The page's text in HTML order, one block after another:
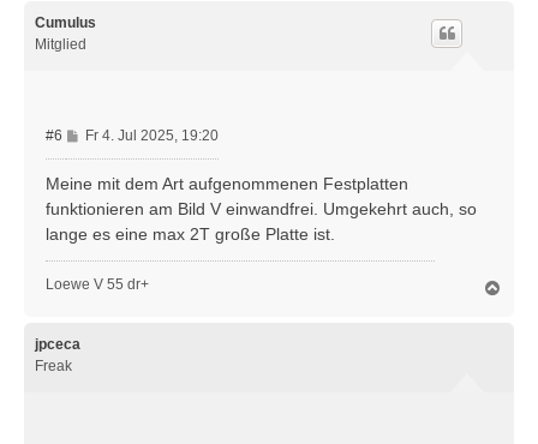
Cumulus
Mitglied
#6
B
e
r
a
g
Fr 4. Jul 2025, 19:20
Meine mit dem Art aufgenommenen Festplatten
funktionieren am Bild V einwandfrei. Umgekehrt auch, so
lange es eine max 2T große Platte ist.
Loewe V 55 dr+
jpceca
Freak